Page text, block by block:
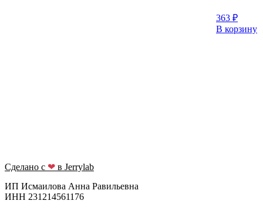
363 ₽
В корзину
Сделано с ❤ в Jerrylab
ИП Исмаилова Анна Равильевна
ИНН 231214561176